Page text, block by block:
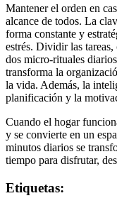
Mantener el orden en
alcance de todos. La
forma constante y
estrés. Dividir las
dos micro-rituales
transforma la
la vida. Además, la
planificación y la
Cuando el hogar
y se convierte en un
minutos diarios se
tiempo para disfrutar,
Etiquetas: